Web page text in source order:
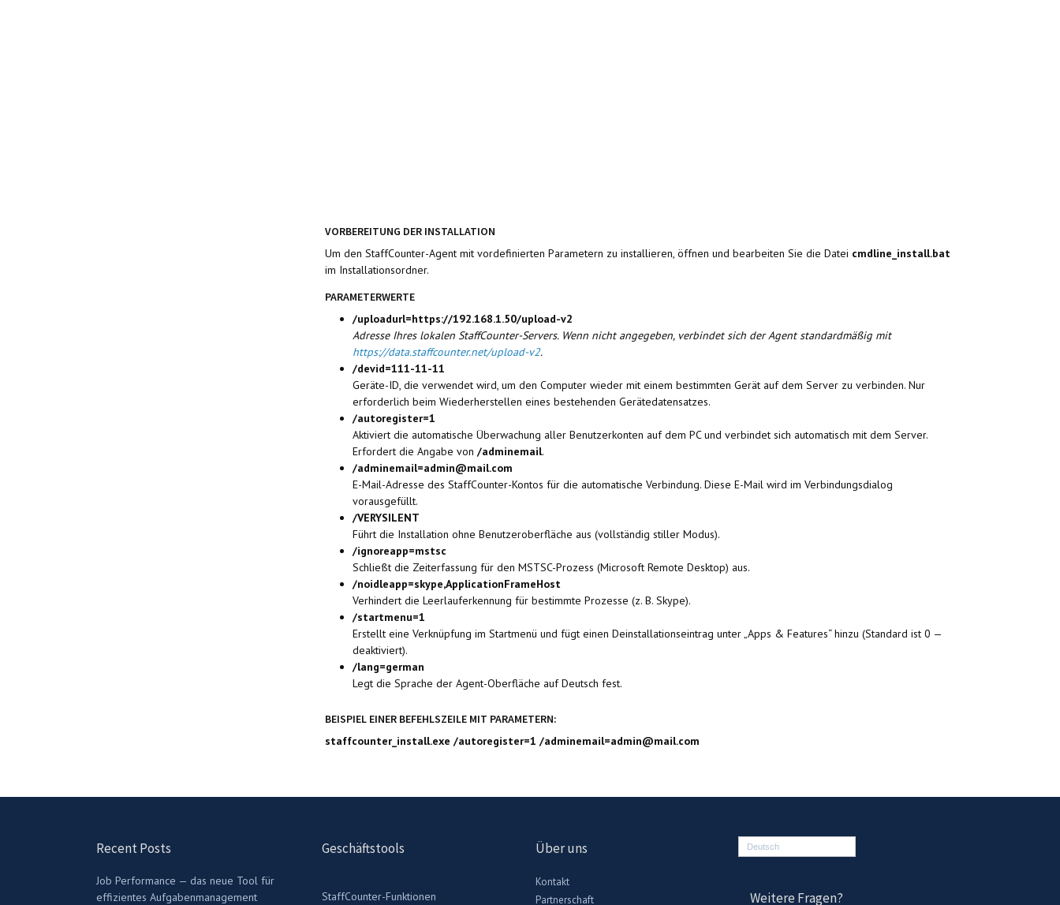
VORBEREITUNG DER INSTALLATION
Um den StaffCounter-Agent mit vordefinierten Parametern zu installieren, öffnen und bearbeiten Sie die Datei cmdline_install.bat
im Installationsordner.
PARAMETERWERTE
/uploadurl=https://192.168.1.50/upload-v2
Adresse Ihres lokalen StaffCounter-Servers. Wenn nicht angegeben, verbindet sich der Agent standardmäßig mit
https://data.staffcounter.net/upload-v2.
/devid=111-11-11
Geräte-ID, die verwendet wird, um den Computer wieder mit einem bestimmten Gerät auf dem Server zu verbinden. Nur
erforderlich beim Wiederherstellen eines bestehenden Gerätedatensatzes.
/autoregister=1
Aktiviert die automatische Überwachung aller Benutzerkonten auf dem PC und verbindet sich automatisch mit dem Server.
Erfordert die Angabe von /adminemail.
/adminemail=admin@mail.com
E-Mail-Adresse des StaffCounter-Kontos für die automatische Verbindung. Diese E-Mail wird im Verbindungsdialog
vorausgefüllt.
/VERYSILENT
Führt die Installation ohne Benutzeroberfläche aus (vollständig stiller Modus).
/ignoreapp=mstsc
Schließt die Zeiterfassung für den MSTSC-Prozess (Microsoft Remote Desktop) aus.
/noidleapp=skype,ApplicationFrameHost
Verhindert die Leerlauferkennung für bestimmte Prozesse (z. B. Skype).
/startmenu=1
Erstellt eine Verknüpfung im Startmenü und fügt einen Deinstallationseintrag unter „Apps & Features“ hinzu (Standard ist 0 —
deaktiviert).
/lang=german
Legt die Sprache der Agent-Oberfläche auf Deutsch fest.
BEISPIEL EINER BEFEHLSZEILE MIT PARAMETERN:
staffcounter_install.exe /autoregister=1 /adminemail=admin@mail.com
Recent Posts
Job Performance — das neue Tool für
effizientes Aufgabenmanagement
Geschäftstools
StaffCounter-Funktionen
Über uns
Kontakt
Partnerschaft
Deutsch
Weitere Fragen?